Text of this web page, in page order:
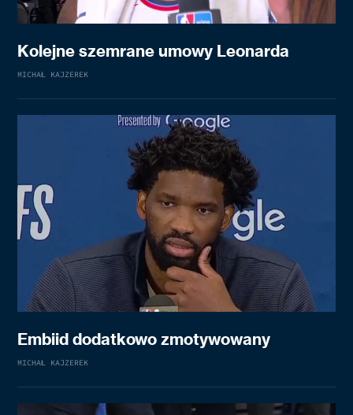
Kolejne szemrane umowy Leonarda
MICHAŁ KAJZEREK
Embiid dodatkowo zmotywowany
MICHAŁ KAJZEREK